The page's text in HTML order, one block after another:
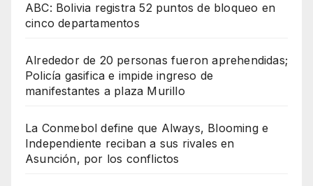
ABC: Bolivia registra 52 puntos de bloqueo en
cinco departamentos
Alrededor de 20 personas fueron aprehendidas;
Policía gasifica e impide ingreso de
manifestantes a plaza Murillo
La Conmebol define que Always, Blooming e
Independiente reciban a sus rivales en
Asunción, por los conflictos